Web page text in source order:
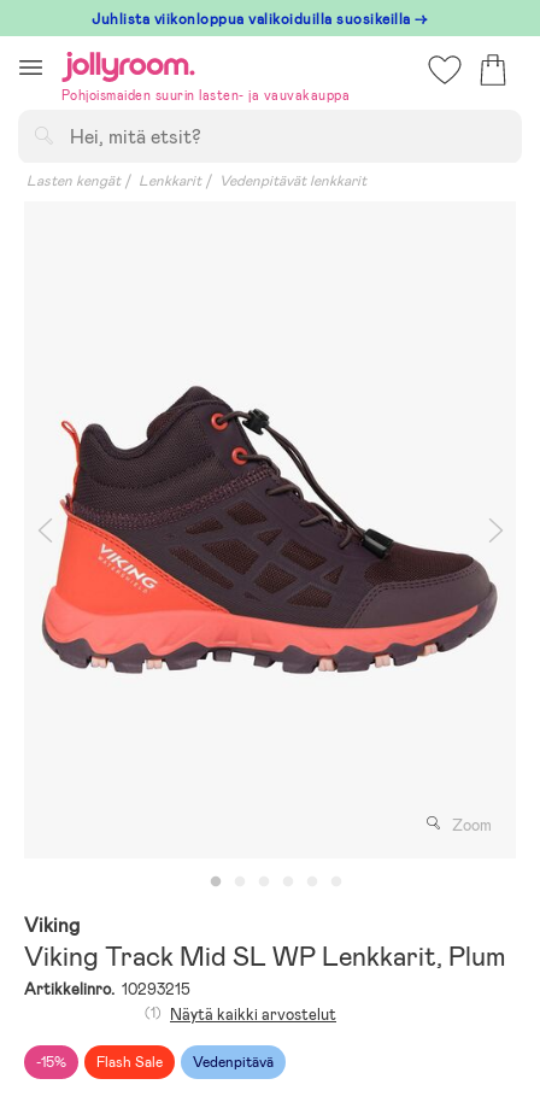
till
innehållet
Juhlista viikonloppua valikoiduilla suosikeilla →
Pohjoismaiden suurin lasten- ja vauvakauppa
Lasten kengät Lenkkarit Vedenpitävät lenkkarit
Zoom
Viking
Viking Track Mid SL WP Lenkkarit, Plum
Artikkelinro. 10293215
-15% Flash Sale Vedenpitävä
(1) Näytä kaikki arvostelut